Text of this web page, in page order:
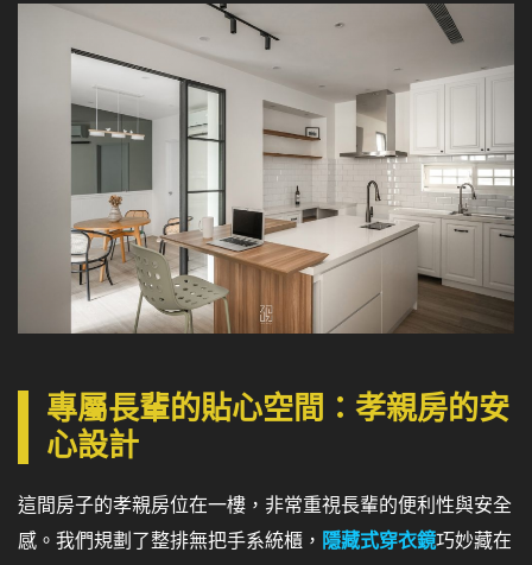
專屬長輩的貼心空間：孝親房的安
心設計
這間房子的孝親房位在一樓，非常重視長輩的便利性與安全
感。我們規劃了整排無把手系統櫃， 隱藏式穿衣鏡巧妙藏在